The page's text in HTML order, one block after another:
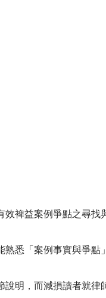
裨益案例爭點之尋找
悉「案例事實與爭點
明，而減損讀者就律